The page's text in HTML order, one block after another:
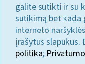
galite sutikti ir su
sutikimą bet kada
interneto
įrašytus slapukus.
politika;